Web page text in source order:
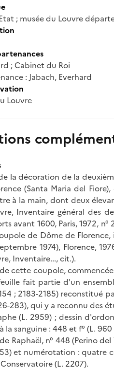
; musée du Louvre
; Cabinet du Roi
: Jabach, Everhard
Louvre
la décoration de la
(Santa Maria del
à la main, dont deux
Inventaire général des
avant 1600, Paris, 1972,
de Dôme de
1974), Florence,
Inventaire..., cit.).
cette coupole,
fait partie d'un
; 2183-2185) reconstitué
283), qui y a reconnu des
(L. 2959) ; dessin
sanguine : 448 et f° (L.
Raphaël, n° 448 (Perino
et numérotation : quatre
(L. 2207).